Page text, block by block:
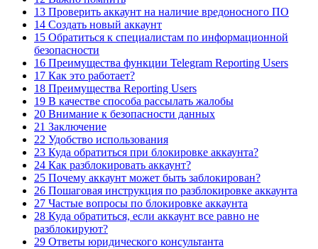
13 Проверить аккаунт на наличие вредоносного ПО
14 Создать новый аккаунт
15 Обратиться к специалистам по информационной
безопасности
16 Преимущества функции Telegram Reporting Users
17 Как это работает?
18 Преимущества Reporting Users
19 В качестве способа рассылать жалобы
20 Внимание к безопасности данных
21 Заключение
22 Удобство использования
23 Куда обратиться при блокировке аккаунта?
24 Как разблокировать аккаунт?
25 Почему аккаунт может быть заблокирован?
26 Пошаговая инструкция по разблокировке аккаунта
27 Частые вопросы по блокировке аккаунта
28 Куда обратиться, если аккаунт все равно не
разблокируют?
29 Ответы юридического консультанта